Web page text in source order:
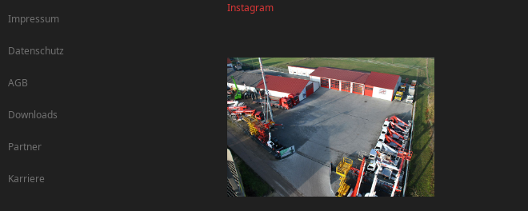
Impressum
Datenschutz
AGB
Downloads
Partner
Karriere
Instagram